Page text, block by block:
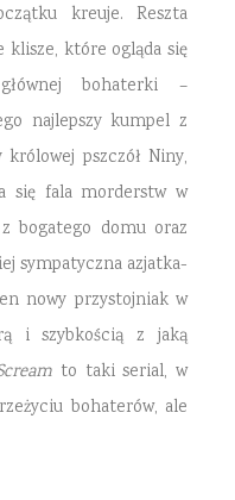
kreuje. Reszta
klisze, które ogląda się
bohaterki –
najlepszy kumpel z
pszczół Niny,
się fala morderstw w
bogatego domu oraz
sympatyczna azjatka-
nowy przystojniak w
i szybkością z jaką
to taki serial, w
bohaterów, ale